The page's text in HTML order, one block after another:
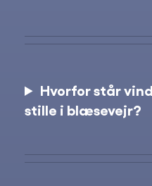
Hvorfor står
stille i blæsevejr?